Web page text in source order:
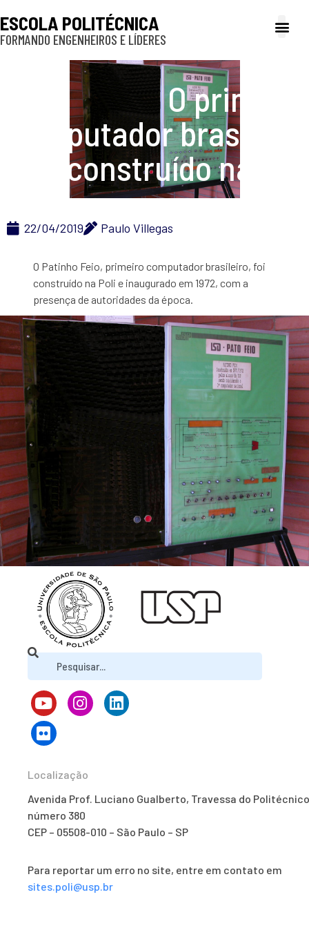
ESCOLA POLITÉCNICA
FORMANDO ENGENHEIROS E LÍDERES
O primeiro
computador brasileiro
foi construído na Poli
22/04/2019 Paulo Villegas
O Patinho Feio, primeiro computador brasileiro, foi
construído na Poli e inaugurado em 1972, com a
presença de autoridades da época.
Localização
Avenida Prof. Luciano Gualberto, Travessa do
número 380
CEP – 05508-010 – São Paulo – SP
Para reportar um erro no site, entre em contato em
sites.poli@usp.br